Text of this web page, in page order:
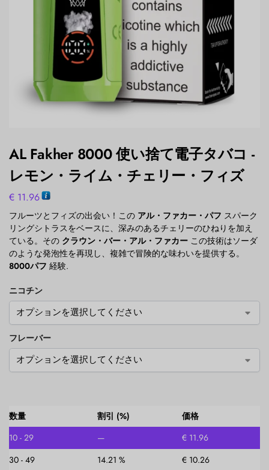
AL Fakher 8000 使い捨て電子タバコ -
レモン・ライム・チェリー・フィズ
€ 11.96
フルーツとフィズの出会い！この アル・ファカー・パフ スパーク
リングシトラスをベースに、深みのあるチェリーのひねりを加え
ている。その クラウン・バー・アル・ファカー この技術はソーダ
のような発泡性を再現し、複雑で冒険的な味わいを提供する。
8000パフ 経験.
ニコチン
フレーバー
数量 割引 (%)
価格
10 - 29
— € 11.96
30 - 49
14.21 % € 10.26